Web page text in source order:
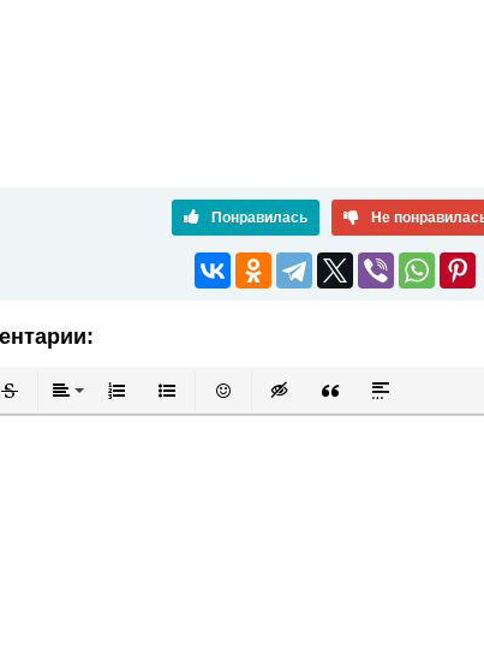
Понравилась Не
Выравнивание
Нумерованный список
Маркированный список
Вставить смайлик
Вставка скрытого текста
Вставка цитаты
Вставка